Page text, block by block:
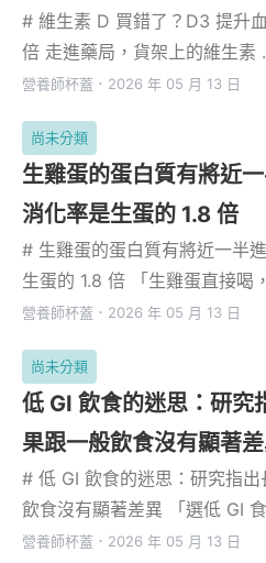
# 維生素 D 買錯了？D3 提升
倍 走進藥局，貨架上的維生素
營養師杯蓋 ． 2026 年 05 月 13 日
尚未分類
生雞蛋的蛋白質有將近
消化率是生蛋的 1.8 倍
# 生雞蛋的蛋白質有將近一半
生蛋的 1.8 倍 「生雞蛋直接喝
營養師杯蓋 ． 2026 年 05 月 13 日
尚未分類
低 GI 飲食的迷思：研究
果跟一般飲食沒有顯著
# 低 GI 飲食的迷思：研究指
飲食沒有顯著差異 「選低 GI
營養師杯蓋 ． 2026 年 05 月 13 日